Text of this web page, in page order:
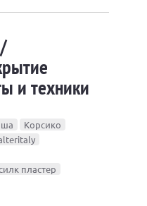
и техники
Корсико
пластер